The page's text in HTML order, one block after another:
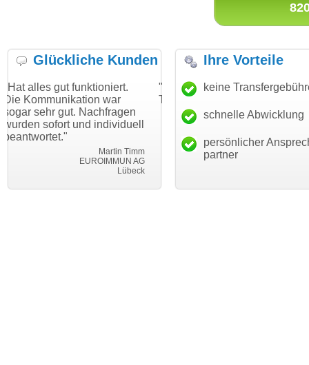
Glückliche Kunden
war
Nachfragen
und individuell
"Danke für den schnellen
Transfer und guten Service!"
Thomas Schäfer
i can eckert communication GmbH
"Ich bin
haben. Die
mein
Ihre Vorteile
keine
schnelle Abwicklung
persönlicher
partner